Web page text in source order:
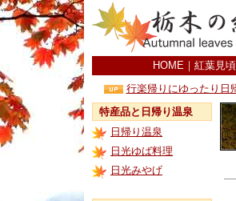
HOME ｜ 紅葉見
行楽帰りにゆったり日
特産品と日帰り温泉
日帰り温泉
日光ゆば料理
日光みやげ